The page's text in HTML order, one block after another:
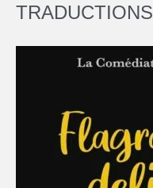
TRADUCTIONS